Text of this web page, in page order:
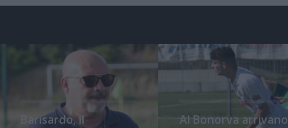
Barisardo, il
Al Bonorva arrivano